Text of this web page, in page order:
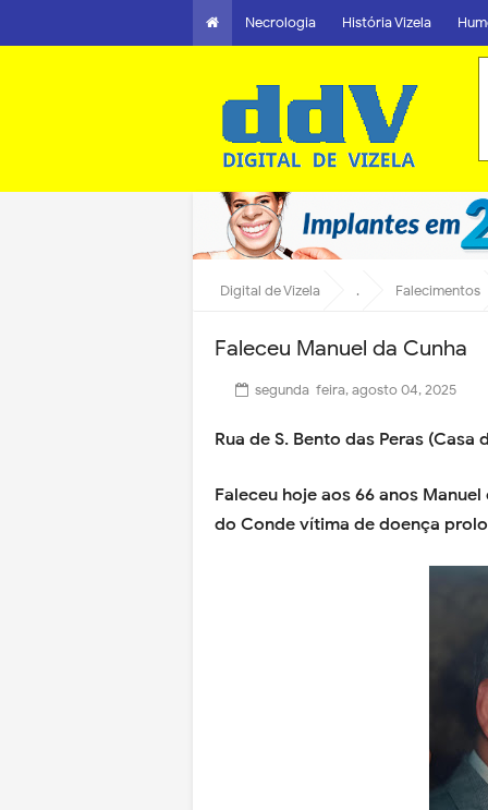
Necrologia História Vizela
Digital de Vizela . Falecimentos
Faleceu Manuel da Cunha
segunda-feira, agosto 04, 2025
Rua de S. Bento das Peras (Casa
Faleceu hoje aos 66 anos
do Conde vítima de doença